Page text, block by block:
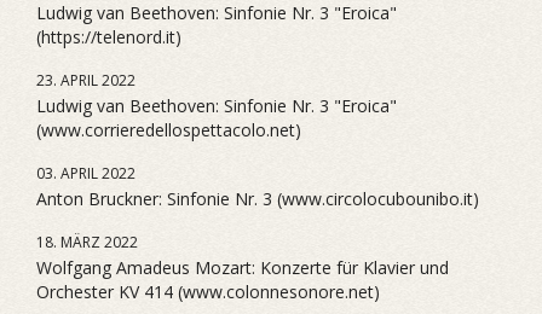
Ludwig van Beethoven: Sinfonie Nr. 3 "Eroica"
(https://telenord.it)
23. APRIL 2022
Ludwig van Beethoven: Sinfonie Nr. 3 "Eroica"
(www.corrieredellospettacolo.net)
03. APRIL 2022
Anton Bruckner: Sinfonie Nr. 3 (www.circolocubounibo.it)
18. MÄRZ 2022
Wolfgang Amadeus Mozart: Konzerte für Klavier und
Orchester KV 414 (www.colonnesonore.net)